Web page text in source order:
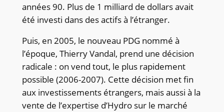
années 90. Plus de 1 milliard de dollars avait
été investi dans des actifs à l’étranger.
Puis, en 2005, le nouveau PDG nommé à
l’époque, Thierry Vandal, prend une décision
radicale : on vend tout, le plus rapidement
possible (2006-2007). Cette décision met fin
aux investissements étrangers, mais aussi à la
vente de l’expertise d’Hydro sur le marché